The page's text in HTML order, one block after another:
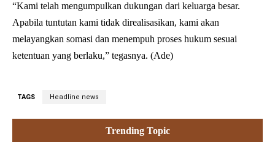
“Kami telah mengumpulkan dukungan dari keluarga besar.
Apabila tuntutan kami tidak direalisasikan, kami akan
melayangkan somasi dan menempuh proses hukum sesuai
ketentuan yang berlaku,” tegasnya. (Ade)
TAGS Headline news
Trending Topic